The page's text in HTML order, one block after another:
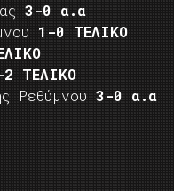
3-0 α.α
1-0 ΤΕΛΙΚΟ
ΤΕΛΙΚΟ
Ρεθύμνου 3-0 α.α